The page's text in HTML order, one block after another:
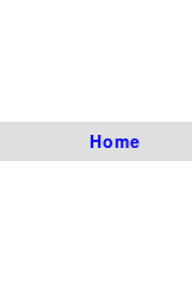
Home